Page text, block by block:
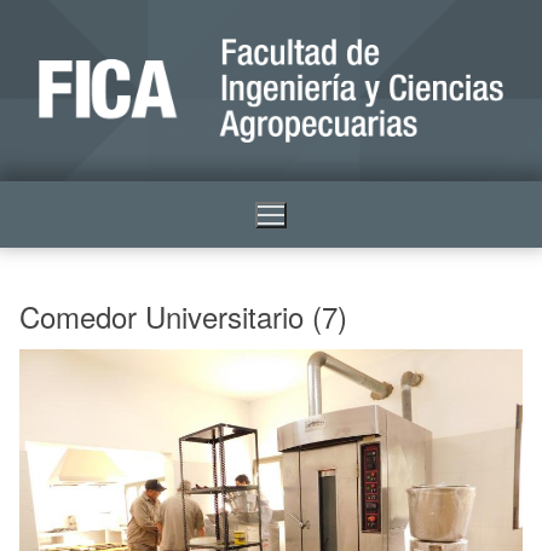
Comedor Universitario (7)